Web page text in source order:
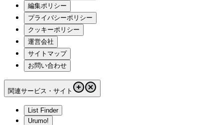
編集ポリシー
プライバシーポリシー
クッキーポリシー
運営会社
サイトマップ
お問い合わせ
関連サービス・サイト
List Finder
Urumo!